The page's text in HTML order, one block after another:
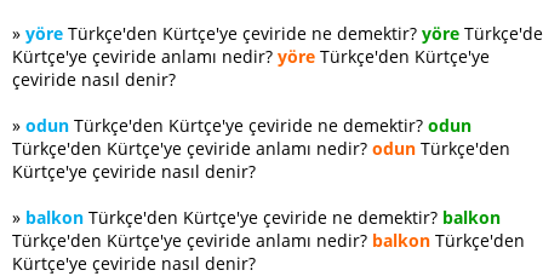
» yöre Türkçe'den Kürtçe'ye çeviride ne demektir? yöre
Kürtçe'ye çeviride anlamı nedir? yöre Türkçe'den Kürtçe'ye
çeviride nasıl denir?
» odun Türkçe'den Kürtçe'ye çeviride ne demektir? odun
Türkçe'den Kürtçe'ye çeviride anlamı nedir? odun Türkçe'den
Kürtçe'ye çeviride nasıl denir?
» balkon Türkçe'den Kürtçe'ye çeviride ne demektir? balkon
Türkçe'den Kürtçe'ye çeviride anlamı nedir? balkon Türkçe'den
Kürtçe'ye çeviride nasıl denir?